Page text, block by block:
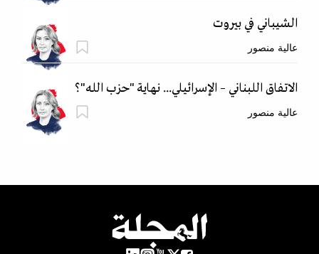
الشيباني في بيروت
عالية منصور
الاتفاق اللبناني – الإسرائيلي... نهاية "حزب الله"؟
عالية منصور